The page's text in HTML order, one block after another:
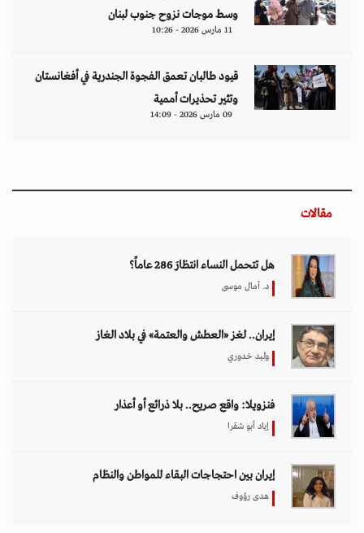
وسط موجات نزوح جنوب لبنان
11 مارس 2026 - 10:26
قيود طالبان تعمق الفجوة الجندرية في أفغانستان
وتثير تحذيرات أممية
09 مارس 2026 - 14:09
مقالات
هل تتحمل النساء انتظارَ 286 عاماً؟
د. آمال موسى
إيران.. لغز «العطش والعتمة» في بلاد الغاز
وليد خدوري
فنزويلا: واقع صريح.. بلا ذرائع أو أعذار
إياد أبو شقرا
إيران بين احتجاجات البقاء للمواطن والنظام
هدى رؤوف